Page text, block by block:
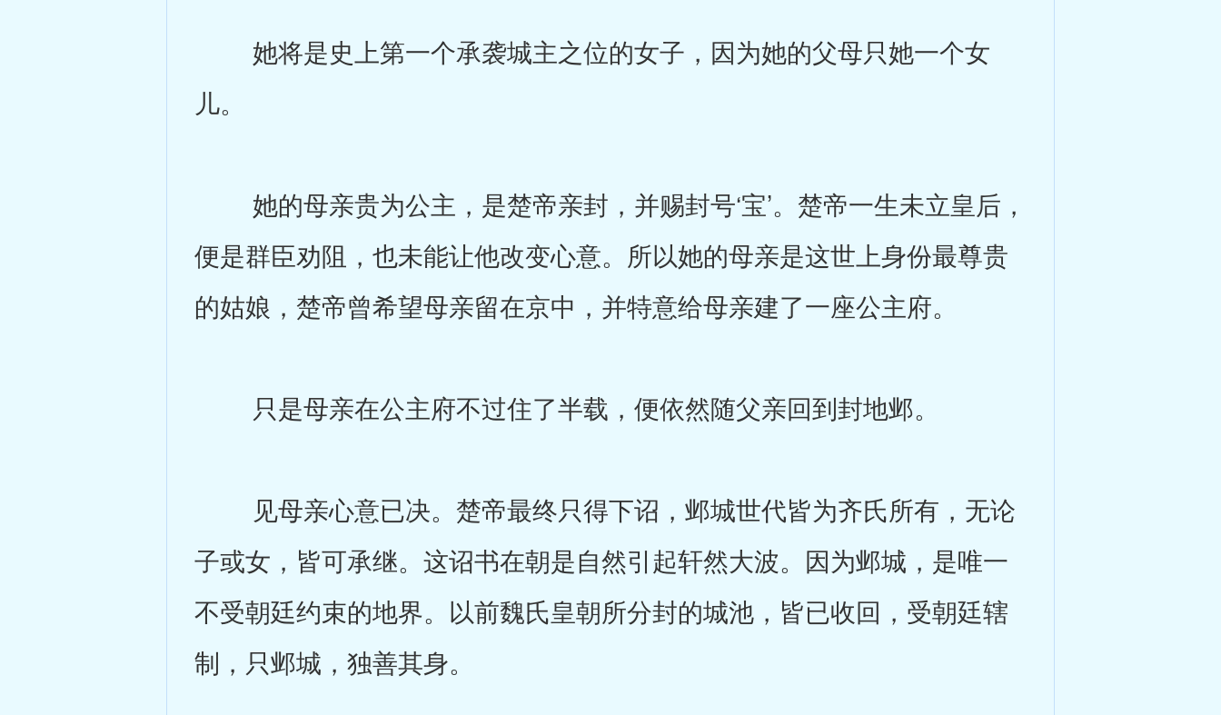
她将是史上第一个承袭城主之位的女子，因为她的父母只她一个女
儿。
她的母亲贵为公主，是楚帝亲封，并赐封号‘宝’。楚帝一生未立皇后，
便是群臣劝阻，也未能让他改变心意。所以她的母亲是这世上身份最尊贵
的姑娘，楚帝曾希望母亲留在京中，并特意给母亲建了一座公主府。
只是母亲在公主府不过住了半载，便依然随父亲回到封地邺。
见母亲心意已决。楚帝最终只得下诏，邺城世代皆为齐氏所有，无论
子或女，皆可承继。这诏书在朝是自然引起轩然大波。因为邺城，是唯一
不受朝廷约束的地界。以前魏氏皇朝所分封的城池，皆已收回，受朝廷辖
制，只邺城，独善其身。